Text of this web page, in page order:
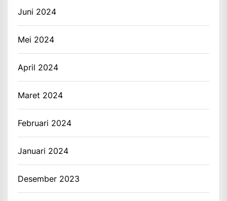
Juni 2024
Mei 2024
April 2024
Maret 2024
Februari 2024
Januari 2024
Desember 2023